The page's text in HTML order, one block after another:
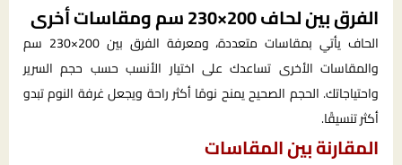
الفرق بين لحاف 200×230 سم ومقاسات أخرى
الحاف يأتي بمقاسات متعددة، ومعرفة الفرق بين 200×230 سم
والمقاسات الأخرى تساعدك على اختيار الأنسب حسب حجم السرير
واحتياجاتك. الحجم الصحيح يمنح نومًا أكثر راحة ويجعل غرفة النوم تبدو
أكثر تنسيقًا.
المقارنة بين المقاسات